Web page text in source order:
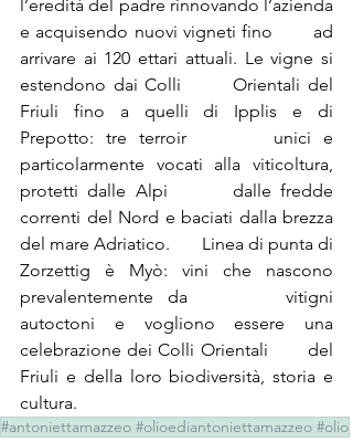
l’eredità del padre rinnovando l’azienda
e acquisendo nuovi vigneti fino       ad
arrivare ai 120 ettari attuali. Le vigne si
estendono dai Colli       Orientali del
Friuli fino a quelli di Ipplis e di
Prepotto: tre terroir       unici e
particolarmente vocati alla viticoltura,
protetti dalle Alpi       dalle fredde
correnti del Nord e baciati dalla brezza
del mare Adriatico.       Linea di punta di
Zorzettig è Myò: vini che nascono
prevalentemente da       vitigni
autoctoni e vogliono essere una
celebrazione dei Colli Orientali       del
Friuli e della loro biodiversità, storia e
cultura.
#antoniettamazzeo #olioediantoniettamazzeo #olio